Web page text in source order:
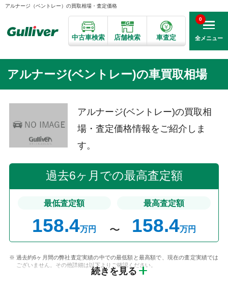
アルナージ（ベントレー）の買取相場・査定価格
中古車検索 店舗検索 車査定 全メニュー
0
アルナージ(ベントレー)の車買取相場
アルナージ(ベントレー)の買取相
場・査定価格情報をご紹介しま
す。
過去6ヶ月での最高査定額
最低査定額
158.4万円
最高査定額
158.4万円
過去約6ヶ月間の弊社査定実績の中での最低額と最高額で、現在の査定実績では
ございません。その他詳細は以下よりご確認ください。
続きを見る